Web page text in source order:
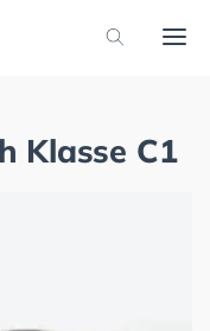
Klasse C1